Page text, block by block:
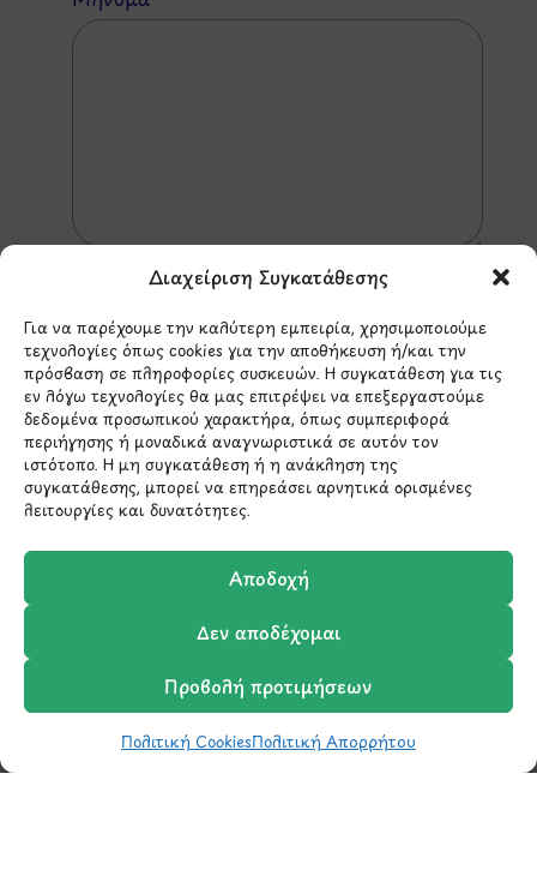
Διαχείριση Συγκατάθεσης
Για να παρέχουμε την καλύτερη εμπειρία, χρησιμοποιούμε
τεχνολογίες όπως cookies για την αποθήκευση ή/και την
πρόσβαση σε πληροφορίες συσκευών. Η συγκατάθεση για τις
εν λόγω τεχνολογίες θα μας επιτρέψει να επεξεργαστούμε
δεδομένα προσωπικού χαρακτήρα, όπως συμπεριφορά
περιήγησης ή μοναδικά αναγνωριστικά σε αυτόν τον
ιστότοπο. Η μη συγκατάθεση ή η ανάκληση της
συγκατάθεσης, μπορεί να επηρεάσει αρνητικά ορισμένες
λειτουργίες και δυνατότητες.
Αποδοχή
Δεν αποδέχομαι
Προβολή προτιμήσεων
Πολιτική CookiesΠολιτική Απορρήτου
*Αυτός ο ιστότοπος προστατεύεται από το σύστημα
reCAPTCHA και ισχύουν ηΠολιτική Απορρήτουκαι οι
Όροι Παροχής Υπηρεσιών της Google.
ΣΤΟΙΧΕΙΑ ΕΠΙΚΟΙΝΩΝΙΑΣ
Holargos Center (Ισόγειο)
Λ.Περικλέους 56,
210 6522282
info@ypografi.com
ΚαλάθιΣύγκριση
Ο Λογαριασμός μου